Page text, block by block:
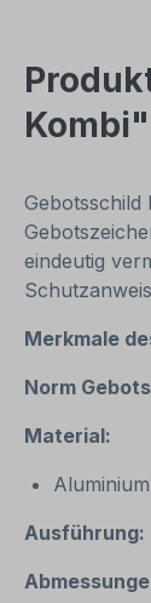
Kombi"
Gebotsschild
eindeutig
Merkmale
Norm
Material:
Ausführung: